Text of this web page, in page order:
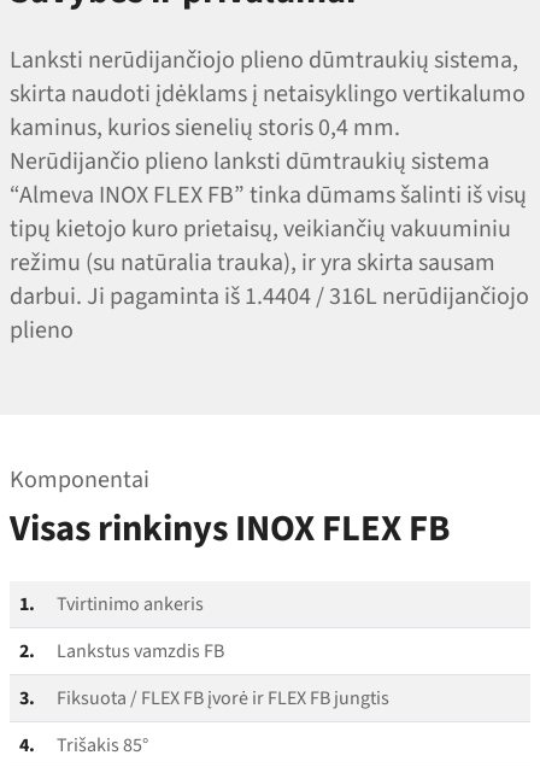
Lanksti nerūdijančiojo plieno dūmtraukių sistema,
skirta naudoti įdėklams į netaisyklingo vertikalumo
kaminus, kurios sienelių storis 0,4 mm.
Nerūdijančio plieno lanksti dūmtraukių sistema
“Almeva INOX FLEX FB” tinka dūmams šalinti iš visų
tipų kietojo kuro prietaisų, veikiančių vakuuminiu
režimu (su natūralia trauka), ir yra skirta sausam
darbui. Ji pagaminta iš 1.4404 / 316L nerūdijančiojo
plieno
Komponentai
Visas rinkinys INOX FLEX FB
1.
Tvirtinimo ankeris
2.
Lankstus vamzdis FB
3.
Fiksuota / FLEX FB įvorė ir FLEX FB jungtis
4.
Trišakis 85°